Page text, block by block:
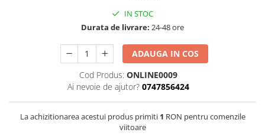
IN STOC
Durata de livrare: 24-48 ore
ADAUGA IN COS
Cod Produs: ONLINE0009
Ai nevoie de ajutor? 0747856424
La achizitionarea acestui produs primiti 1 RON pentru comenzile
viitoare